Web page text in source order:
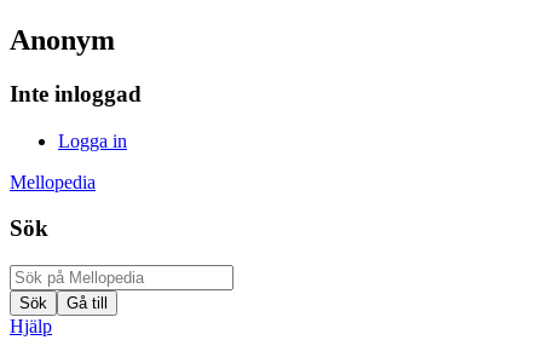
Anonym
Inte inloggad
Logga in
Mellopedia
Sök
Hjälp